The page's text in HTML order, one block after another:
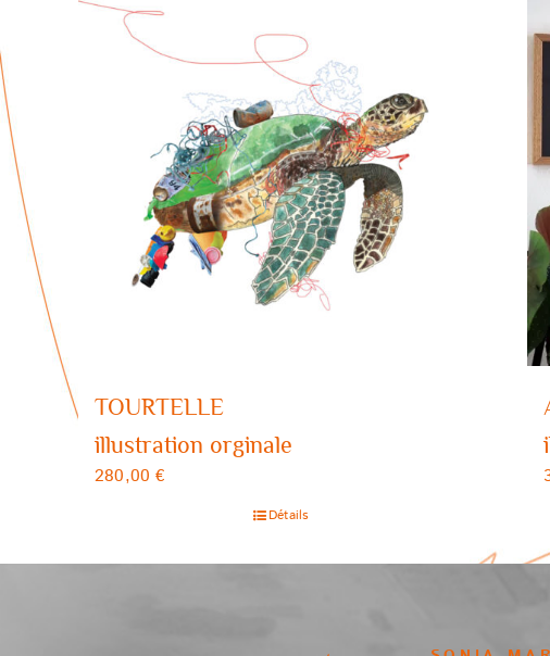
TOURTELLE
illustration orginale
280,00€
Détails